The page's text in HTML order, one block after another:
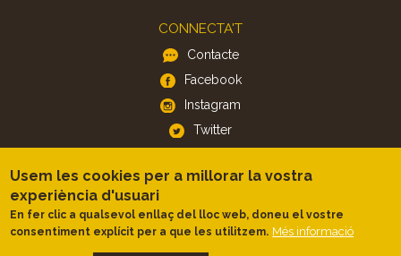
CONNECTA'T
Contacte
Facebook
Instagram
Twitter
APP
iOS
Android
Usem les cookies per a millorar la vostra
experiència d'usuari
En fer clic a qualsevol enllaç del lloc web, doneu el vostre
consentiment explícit per a que les utilitzem. Més informació